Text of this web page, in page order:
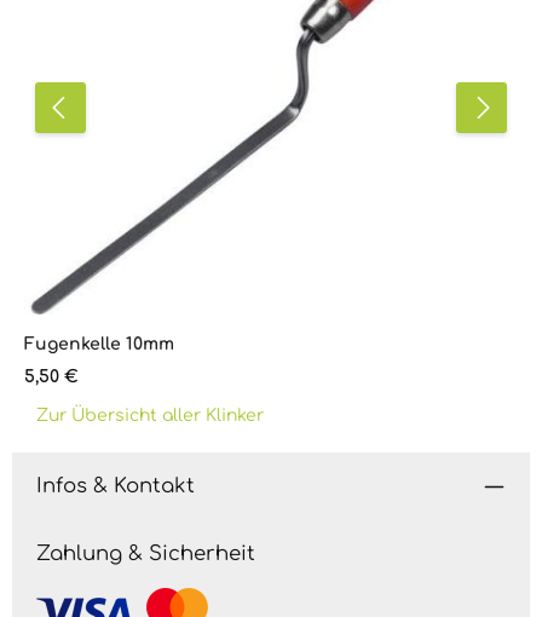
Fugenkelle 10mm
Regulärer Preis:
5,50 €
Zur Übersicht aller Klinker
Infos & Kontakt
Zahlung & Sicherheit